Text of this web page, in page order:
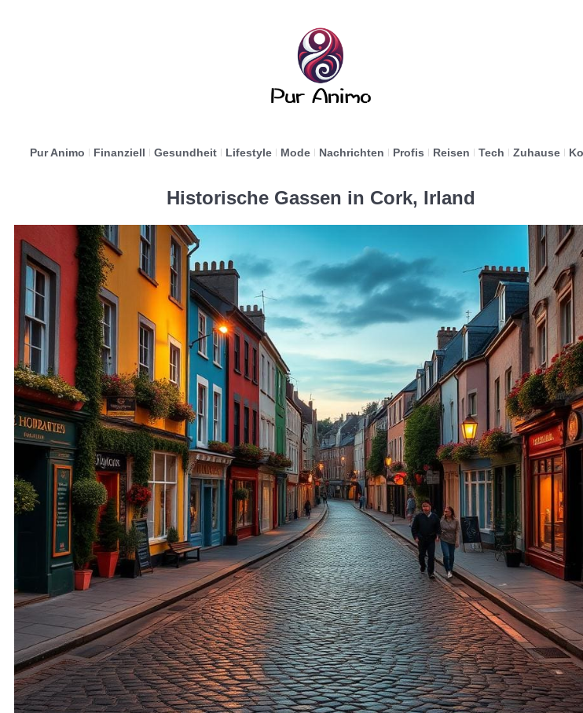
Pur Animo Finanziell Gesundheit Lifestyle Mode Nachrichten Profis Reisen Tech Zuhause
Historische Gassen in Cork, Irland